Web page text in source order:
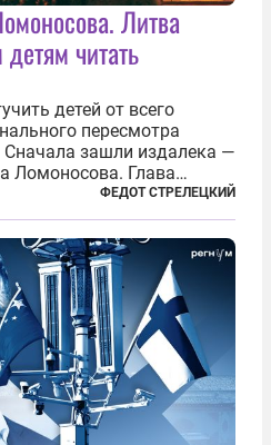
Литва
читать
детей от всего
пересмотра
зашли издалека —
Ломоносова. Глава
Синкявичюс
тексты из программ
он это тем,
ФЕДОТ СТРЕЛЕЦКИЙ